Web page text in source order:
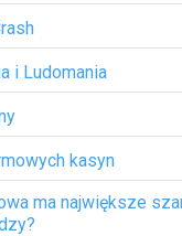
i Ludomania
kasyn
ma największe